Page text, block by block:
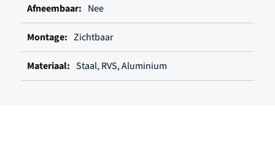
Nee
Zichtbaar
Staal, RVS, Aluminium